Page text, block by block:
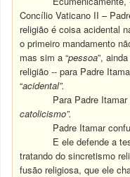
Concílio Vaticano II –
religião é coisa acidental
o primeiro mandamento
mas sim a “pessoa”,
religião -- para Padre
“acidental”.
Para Padre Itamar
catolicismo”.
Padre Itamar
E ele defende a
tratando do sincretismo
fusão religiosa, que ele